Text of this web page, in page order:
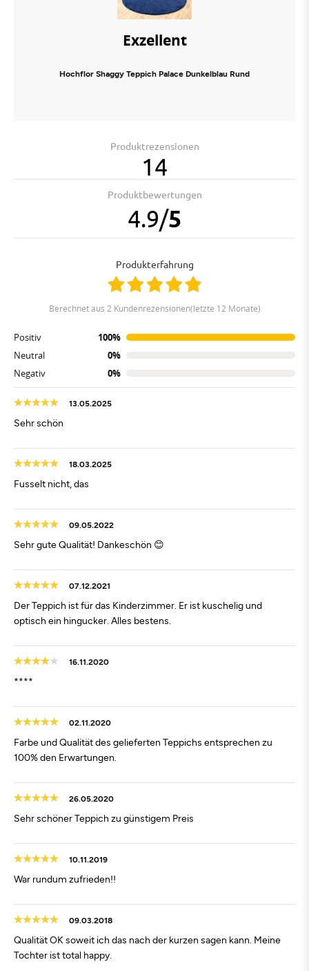
Exzellent
Hochflor Shaggy Teppich Palace Dunkelblau Rund
Produktrezensionen
14
Produktbewertungen
4.9/5
Produkterfahrung
berechnet aus 2 Kundenrezensionen(letzte 12 Monate)
Positiv
100%
Neutral
0%
Negativ
0%
13.05.2025
Sehr schön
18.03.2025
Fusselt nicht, das
09.05.2022
Sehr gute Qualität! Dankeschön 😊
07.12.2021
Der Teppich ist für das Kinderzimmer. Er ist kuschelig und
optisch ein hingucker. Alles bestens.
16.11.2020
****
02.11.2020
Farbe und Qualität des gelieferten Teppichs entsprechen zu
100% den Erwartungen.
26.05.2020
Sehr schöner Teppich zu günstigem Preis
10.11.2019
War rundum zufrieden!!
09.03.2018
Qualität OK soweit ich das nach der kurzen sagen kann. Meine
Tochter ist total happy.